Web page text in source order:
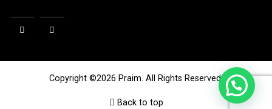
Copyright ©2026 Praim. All Rights Reserved.
Back to top